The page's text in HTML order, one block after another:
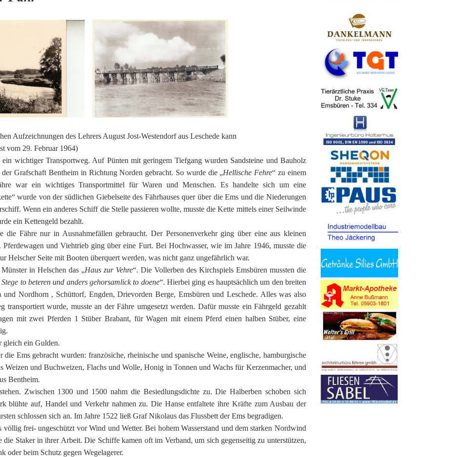
Aufzeichnungen des Lehrers August Jost-Westendorf aus Leschede kann
vom 29. Februar 1964)
wichtiger Transportweg. Auf Pünten mit geringem Tiefgang wurden Sandsteine und Bauholz
Grafschaft Bentheim in Richtung Norden gebracht. So wurde die „Hellische Fehre“ zu einem
war ein wichtiges Transportmittel für Waren und Menschen. Es handelte sich um eine
wurde von der südlichen Giebelseite des Fährhauses quer über die Ems und die Niederungen
Wenn ein anderes Schiff die Stelle passieren wollte, musste die Kette mittels einer Seilwinde
ein Kettengeld bezahlt.
die Fähre nur in Ausnahmefällen gebraucht. Der Personenverkehr ging über eine aus kleinen
und Viehtrieb ging über eine Furt. Bei Hochwasser, wie im Jahre 1946, musste die
Helscher Seite mit Booten überquert werden, was nicht ganz ungefährlich war.
in Helschen das „Haus zur Vehre“. Die Vollerben des Kirchspiels Emsbüren mussten die
Stege to beteren und anders gehorsamlick to doene“. Hierbei ging es hauptsächlich um den breiten
Nordhorn , Schüttorf, Engden, Drievorden Berge, Emsbüren und Leschede. Alles was also
transportiert wurde, musste an der Fähre umgesetzt werden. Dafür musste ein Fährgeld gezahlt
mit zwei Pferden 1 Stüber Brabant, für Wagen mit einem Pferd einen halben Stüber, eine
gleich ein Gulden.
Ems gebracht wurden: französiche, rheinische und spanische Weine, englische, hamburgische
Weizen und Buchweizen, Flachs und Wolle, Honig in Tonnen und Wachs für Kerzenmacher, und
Bentheim.
Zwischen 1300 und 1500 nahm die Besiedlungsdichte zu. Die Halberben schoben sich
blühte auf, Handel und Verkehr nahmen zu. Die Hanse entfaltete ihre Kräfte zum Ausbau der
schlossen sich an. Im Jahre 1522 ließ Graf Nikolaus das Flussbett der Ems begradigen.
frei- ungeschützt vor Wind und Wetter. Bei hohem Wasserstand und dem starken Nordwind
die Staker in ihrer Arbeit. Die Schiffe kamen oft im Verband, um sich gegenseitig zu unterstützen,
oder beim Schutz gegen Wegelagerer.